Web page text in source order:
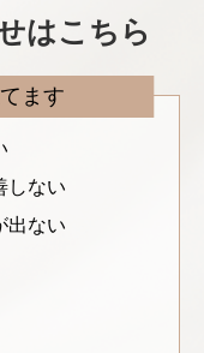
はこちら
ます
しない
出ない